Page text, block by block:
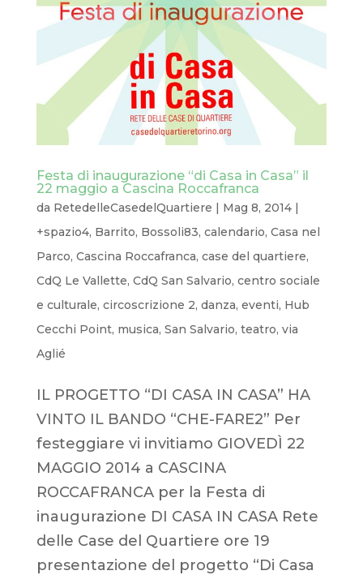
Festa di inaugurazione “di Casa in Casa” il
22 maggio a Cascina Roccafranca
da RetedelleCasedelQuartiere | Mag 8, 2014|
+spazio4, Barrito, Bossoli83, calendario, Casa nel
Parco, Cascina Roccafranca, case del quartiere,
CdQ Le Vallette, CdQ San Salvario, centro sociale
e culturale, circoscrizione 2, danza, eventi, Hub
Cecchi Point, musica, San Salvario, teatro, via
Aglié
IL PROGETTO “DI CASA IN CASA” HA
VINTO IL BANDO “CHE-FARE2” Per
festeggiare vi invitiamo GIOVEDÌ 22
MAGGIO 2014 a CASCINA
ROCCAFRANCA per la Festa di
inaugurazione DI CASA IN CASA Rete
delle Case del Quartiere ore 19
presentazione del progetto “Di Casa